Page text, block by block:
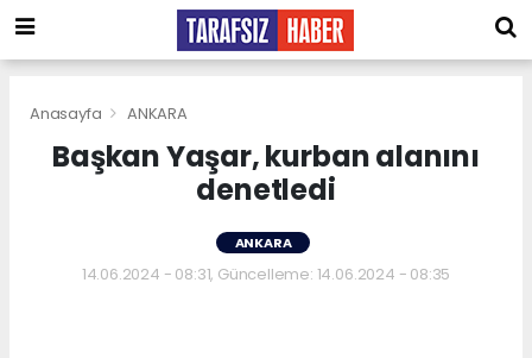
Anasayfa ANKARA
Başkan Yaşar, kurban alanını
denetledi
ANKARA
14.06.2024 - 08:31, Güncelleme: 14.06.2024 - 08:35